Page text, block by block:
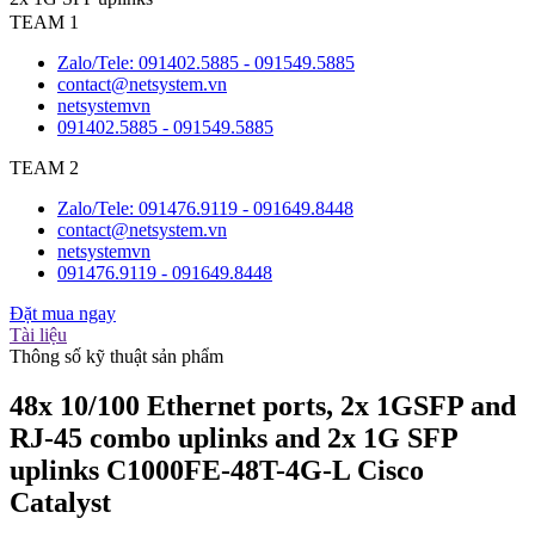
TEAM 1
Zalo/Tele: 091402.5885 - 091549.5885
contact@netsystem.vn
netsystemvn
091402.5885 - 091549.5885
TEAM 2
Zalo/Tele: 091476.9119 - 091649.8448
contact@netsystem.vn
netsystemvn
091476.9119 - 091649.8448
Đặt mua ngay
Tài liệu
Thông số kỹ thuật sản phẩm
48x 10/100 Ethernet ports, 2x 1GSFP and
RJ-45 combo uplinks and 2x 1G SFP
uplinks C1000FE-48T-4G-L Cisco
Catalyst